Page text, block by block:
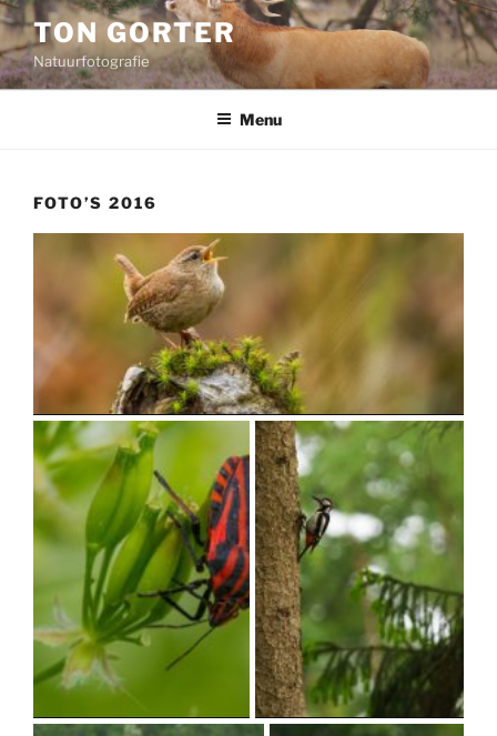
Ga
naar
de
inhoud
TON GORTER
Natuurfotografie
Menu
FOTO’S 2016